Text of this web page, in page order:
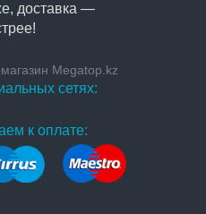
доставка —
Megatop.kz
сетях:
к оплате: